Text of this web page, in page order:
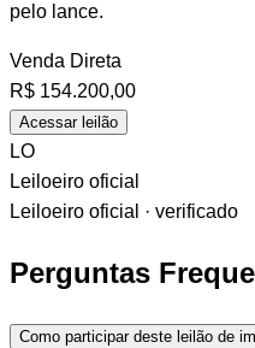
pelo lance.
Venda Direta
R$ 154.200,00
Acessar leilão
LO
Leiloeiro oficial
Leiloeiro oficial · verificado
Perguntas
Como participar deste leilão de